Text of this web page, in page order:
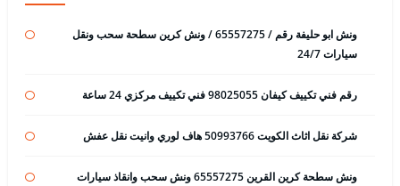
ونش ابو حليفة رقم / 65557275 / ونش كرين سطحة سحب ونقل
سيارات 24/7
رقم فني تكييف كيفان 98025055 فني تكييف مركزي 24 ساعة
شركة نقل اثاث الكويت 50993766 هاف لوري وانيت نقل عفش
ونش سطحة كرين القرين 65557275 ونش سحب وانقاذ سيارات